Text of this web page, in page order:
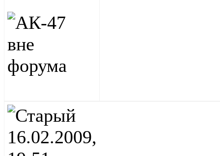
16.02.2009,